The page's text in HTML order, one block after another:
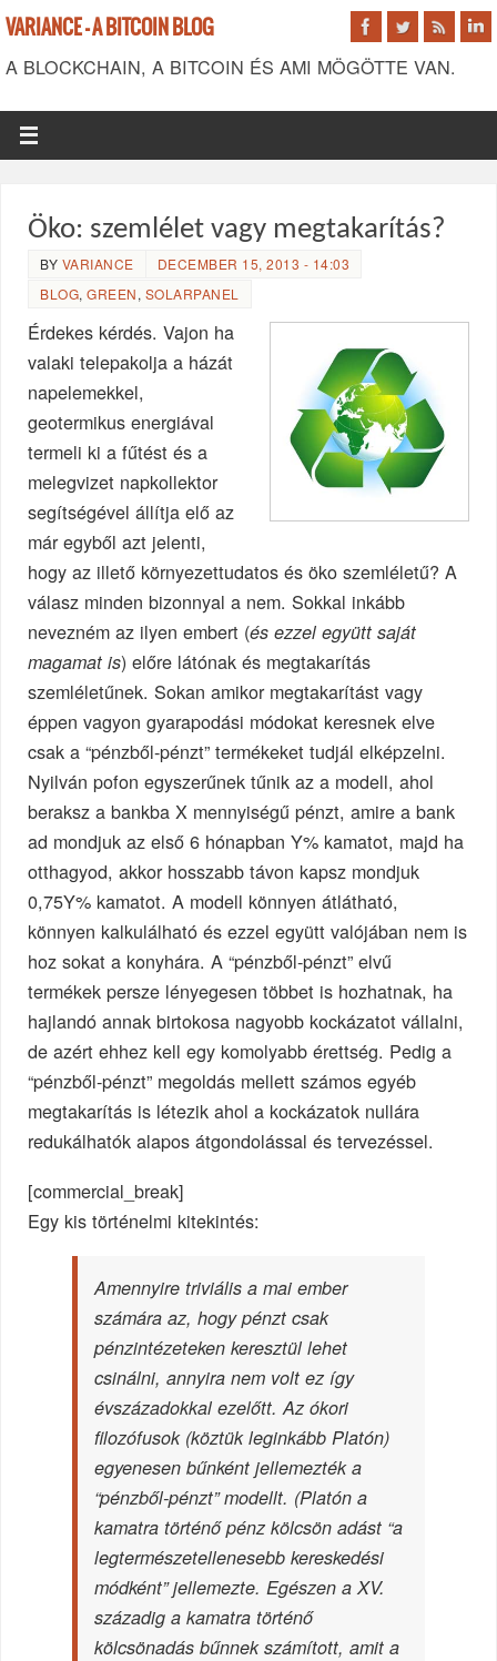
VARIANCE - A BITCOIN BLOG
A BLOCKCHAIN, A BITCOIN ÉS AMI MÖGÖTTE VAN.
Öko: szemlélet vagy megtakarítás?
BY VARIANCE
DECEMBER 15, 2013 - 14:03
BLOG,GREEN, SOLARPANEL
Érdekes kérdés. Vajon ha
valaki telepakolja a házát
napelemekkel,
geotermikus energiával
termeli ki a fűtést és a
melegvizet napkollektor
segítségével állítja elő az
már egyből azt jelenti,
hogy az illető környezettudatos és öko szemléletű? A
válasz minden bizonnyal a nem. Sokkal inkább
nevezném az ilyen embert (és ezzel együtt saját
magamat is) előre látónak és megtakarítás
szemléletűnek. Sokan amikor megtakarítást vagy
éppen vagyon gyarapodási módokat keresnek elve
csak a “pénzből-pénzt” termékeket tudjál elképzelni.
Nyilván pofon egyszerűnek tűnik az a modell, ahol
beraksz a bankba X mennyiségű pénzt, amire a bank
ad mondjuk az első 6 hónapban Y% kamatot, majd ha
otthagyod, akkor hosszabb távon kapsz mondjuk
0,75Y% kamatot. A modell könnyen átlátható,
könnyen kalkulálható és ezzel együtt valójában nem is
hoz sokat a konyhára. A “pénzből-pénzt” elvű
termékek persze lényegesen többet is hozhatnak, ha
hajlandó annak birtokosa nagyobb kockázatot vállalni,
de azért ehhez kell egy komolyabb érettség. Pedig a
“pénzből-pénzt” megoldás mellett számos egyéb
megtakarítás is létezik ahol a kockázatok nullára
redukálhatók alapos átgondolással és tervezéssel.
[commercial_break]
Egy kis történelmi kitekintés:
Amennyire triviális a mai ember
számára az, hogy pénzt csak
pénzintézeteken keresztül lehet
csinálni, annyira nem volt ez így
évszázadokkal ezelőtt. Az ókori
filozófusok (köztük leginkább Platón)
egyenesen bűnként jellemezték a
“pénzből-pénzt” modellt. (Platón a
kamatra történő pénz kölcsön adást “a
legtermészetellenesebb kereskedési
módként” jellemezte. Egészen a XV.
századig a kamatra történő
kölcsönadás bűnnek számított, amit a